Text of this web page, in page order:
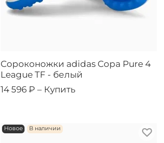
Сороконожки adidas Copa Pure 4
League TF - белый
14 596 ₽ – Купить
Новое В наличии